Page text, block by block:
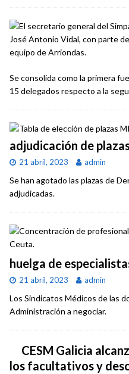
Se consolida como la primera
15 delegados respecto a la
adjudicación de
21 abril, 2023 admin
Se han agotado las plazas de
adjudicadas.
huelga de
21 abril, 2023 admin
Los Sindicatos Médicos de las
Administración a negociar.
CESM Galicia
los facultativos y